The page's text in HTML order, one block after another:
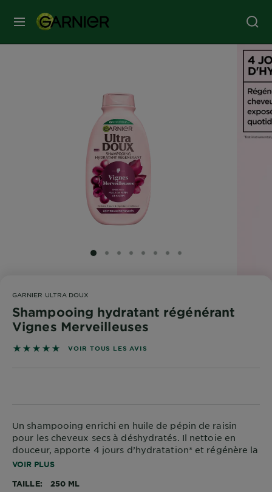
MENU
COLORATION
NOS
ENGAGEMENTS
Garnier x
Gisele
Bündchen
Notre
magazine
SLIDE 1
SLIDE 2
SLIDE 3
SLIDE 4
SLIDE 5
SLIDE 6
SLIDE 7
SLIDE 8
GARNIER ULTRA DOUX
Shampooing hydratant régénérant
Vignes Merveilleuses
5 sur 5 étoiles basé sur les avis
VOIR TOUS LES AVIS
Un shampooing enrichi en huile de pépin de raisin
pour les cheveux secs à déshydratés. Il nettoie en
douceur, apporte 4 jours d’hydratation* et régénère la
brillance des cheveux
*Test instrumental après utilisation du shampooing et
VOIR PLUS
TAILLE 250 ML